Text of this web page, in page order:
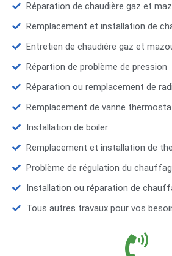
Réparation de chaudière gaz et
Remplacement et installation de
Entretien de chaudière gaz et
Répartion de problème de pression
Réparation ou remplacement de
Remplacement de vanne
Installation de boiler
Remplacement et installation de
Problème de régulation du
Installation ou réparation de
Tous autres travaux pour vos